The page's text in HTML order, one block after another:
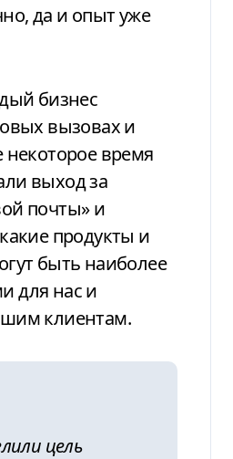
да и опыт уже
бизнес
вызовах и
некоторое время
выход за
почты» и
продукты и
быть наиболее
для нас и
клиентам.
цель